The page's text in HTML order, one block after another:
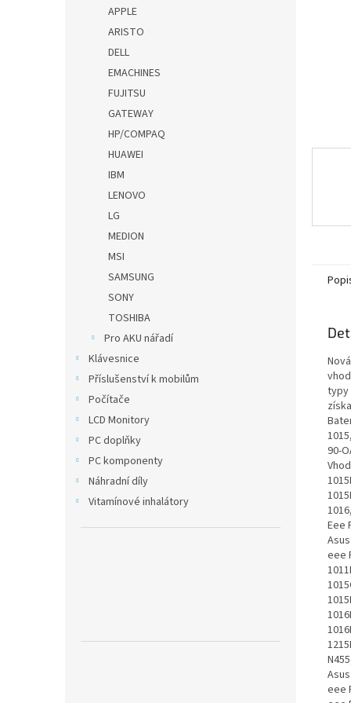
APPLE
ARISTO
DELL
EMACHINES
FUJITSU
GATEWAY
HP/COMPAQ
HUAWEI
IBM
LENOVO
LG
MEDION
MSI
SAMSUNG
SONY
TOSHIBA
Pro AKU nářadí
Klávesnice
Příslušenství k mobilům
Počítače
LCD Monitory
PC doplňky
PC komponenty
Náhradní díly
Vitamínové inhalátory
typy
90-
Eee
eee
eee